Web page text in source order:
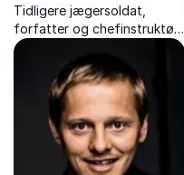
Tidligere jægersoldat,
forfatter og chefinstruktør i
TV 2-programmet
"Korpset", der inspirerer
med stærke foredrag om
attitude og high
performance.